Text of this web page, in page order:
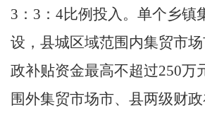
3 ： 3 ： 4比例投入。单个乡镇
设，县城区域范围内集贸市
政补贴资金最高不超过250万
围外集贸市场市、县两级财